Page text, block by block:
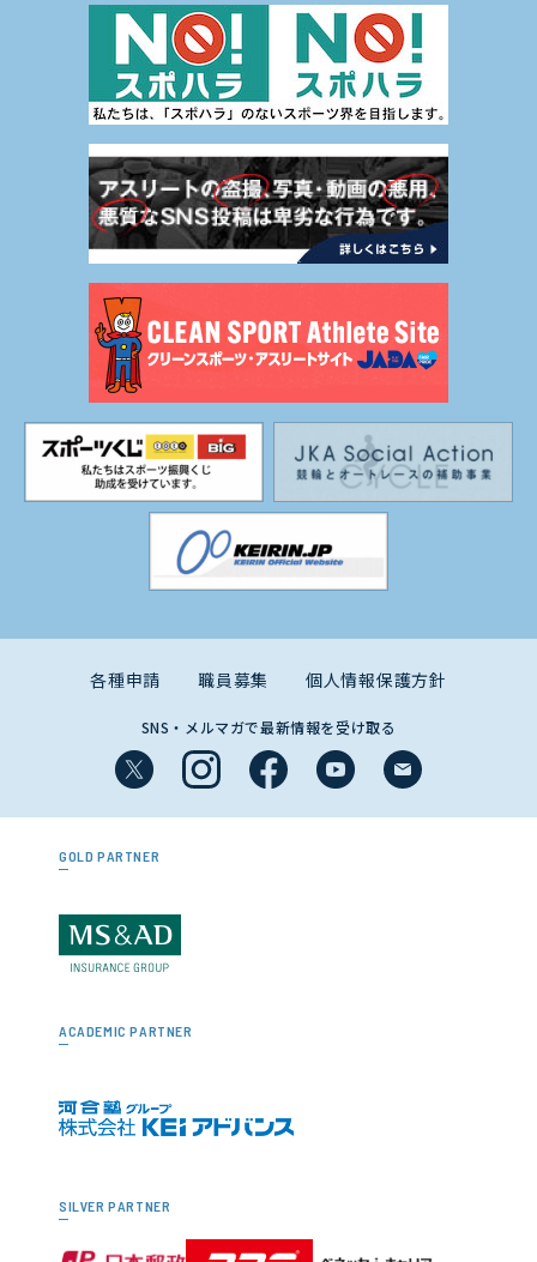
各種申請 職員募集 個人情報保護方針
SNS・メルマガで最新情報を受け取る
GOLD PARTNER
ACADEMIC PARTNER
SILVER PARTNER